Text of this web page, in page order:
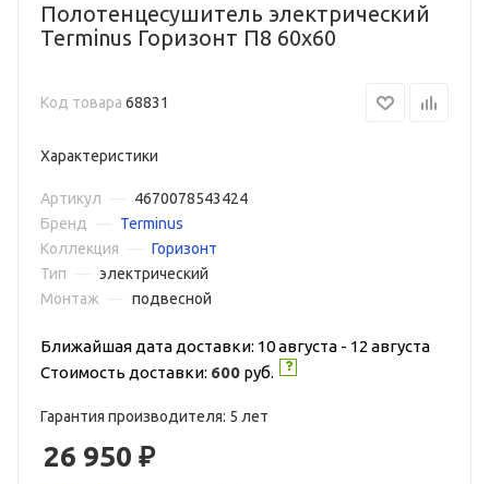
Полотенцесушитель электрический
Terminus Горизонт П8 60х60
Код товара 68831
Характеристики
Артикул
4670078543424
Бренд
Terminus
Коллекция
Горизонт
Тип
электрический
Монтаж
подвесной
Ближайшая дата доставки: 10 августа - 12 августа
Стоимость доставки: 600 руб.
Гарантия производителя: 5 лет
26 950 ₽